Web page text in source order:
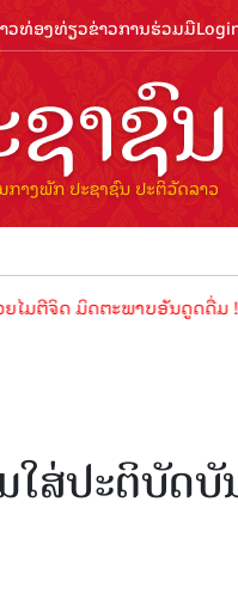
ວທ່ອງທ່ຽວຂ່າວການຮ່ວມມື
ມິດຕະພາບອັນດູດດື່ມ !
ໃສ່​ປະ​ຕິ​ບັດ​